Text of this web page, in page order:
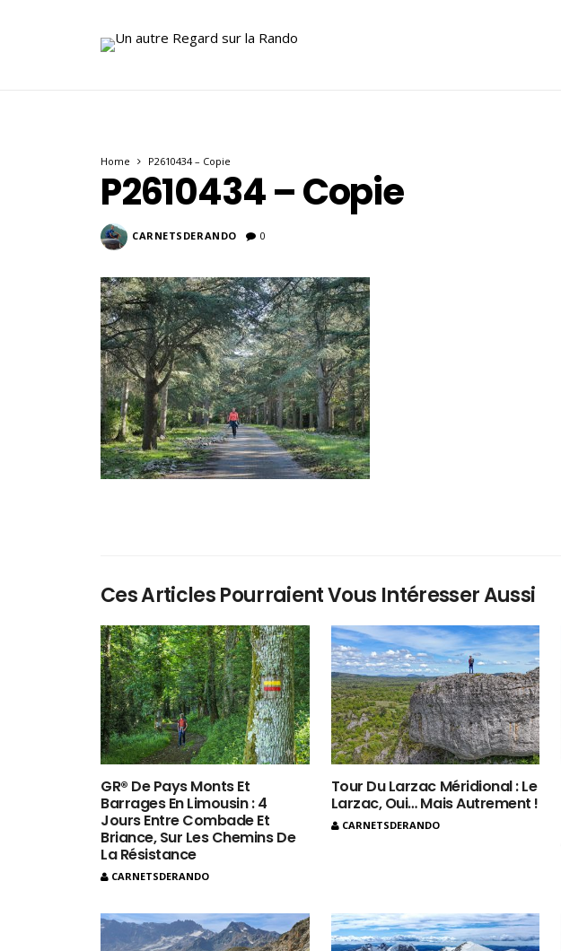
Home P2610434 – Copie
P2610434 – Copie
CARNETSDERANDO 0
Ces Articles Pourraient Vous Intéresser Aussi
GR® De Pays Monts Et
Barrages En Limousin : 4
Jours Entre Combade Et
Briance, Sur Les Chemins De
La Résistance
CARNETSDERANDO
Tour Du Larzac Méridional : Le
Larzac, Oui… Mais Autrement !
CARNETSDERANDO